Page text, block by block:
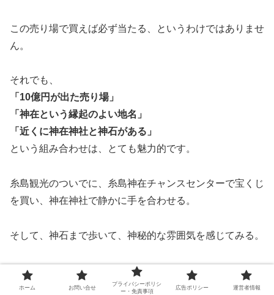
この売り場で買えば必ず当たる、というわけではありませ
ん。
それでも、
「10億円が出た売り場」
「神在という縁起のよい地名」
「近くに神在神社と神石がある」
という組み合わせは、とても魅力的です。
糸島観光のついでに、糸島神在チャンスセンターで宝くじ
を買い、神在神社で静かに手を合わせる。
そして、神石まで歩いて、神秘的な雰囲気を感じてみる。
そんな開運気分のおでかけも、きっと楽しい思い出になり
ますよ。
ホーム お問い合せ
プライバシーポリシ
ー・免責事項
広告ポリシー 運営者情報